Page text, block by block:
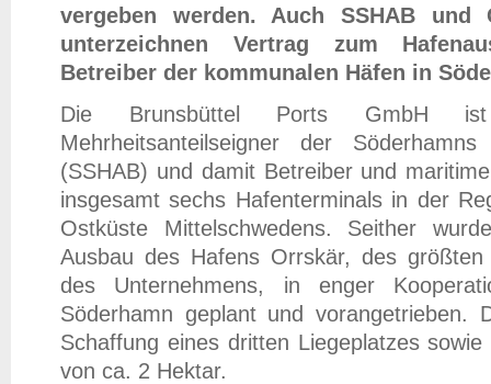
vergeben werden. Auch SSHAB und
unterzeichnen Vertrag zum
Betreiber der kommunalen Häfen in
Die Brunsbüttel Ports GmbH
Mehrheitsanteilseigner der
(SSHAB) und damit Betreiber und
insgesamt sechs Hafenterminals in der
Ostküste Mittelschwedens. Seither
Ausbau des Hafens Orrskär, des
des Unternehmens, in enger
Söderhamn geplant und vorangetrieben.
Schaffung eines dritten Liegeplatzes
von ca. 2 Hektar.